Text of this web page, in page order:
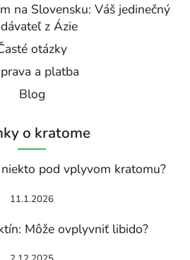
na Slovensku: Váš jedinečný
z Ázie
otázky
a platba
Blog
o kratome
pod vplyvom kratomu?
11.1.2026
Môže ovplyvniť libido?